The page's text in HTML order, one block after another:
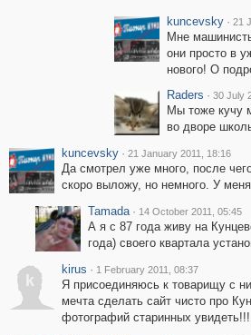
kuncevsky · 21
Мне
они просто в
нового! О
Raders · 30 July
Мы тоже кучу
во дворе
kuncevsky · 21 January 2011, 18:16
Да смотрел уже много, после
скоро выложу, но немного. У
Tamada · 14 October 2011, 05:45
А я с 87 года живу на
года) своего квартала
k
kirus · 1 February 2011, 08:37
Я присоединяюсь к товарищу с
мечта сделать сайт чисто про
фотографий старинных увидеть!!!